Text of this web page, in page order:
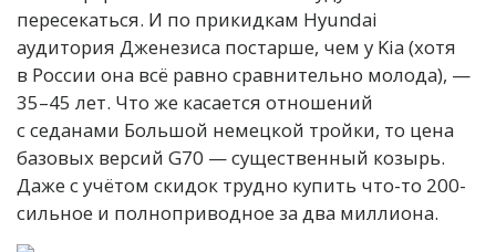
пересекаться. И по прикидкам Hyundai
аудитория Дженезиса постарше, чем у Kia (хотя
в России она всё равно сравнительно молода), —
35–45 лет. Что же касается отношений
с седанами Большой немецкой тройки, то цена
базовых версий G70 — существенный козырь.
Даже с учётом скидок трудно купить что-то 200-
сильное и полноприводное за два миллиона.